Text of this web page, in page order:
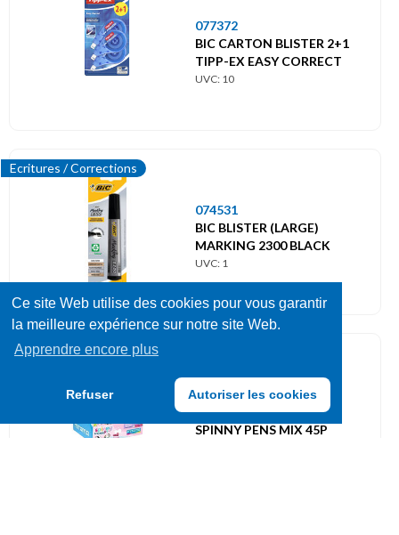
Ce site Web utilise des cookies pour vous garantir
la meilleure expérience sur notre site Web.
Apprendre encore plus
Refuser Autoriser les cookies
077372
BIC CARTON BLISTER 2+1
TIPP-EX EASY CORRECT
UVC: 10
Ecritures / Corrections
074531
BIC BLISTER (LARGE)
MARKING 2300 BLACK
UVC: 1
Ecritures / Corrections
275666
DISPLAY CD PAPETERIE
SPINNY PENS MIX 45P